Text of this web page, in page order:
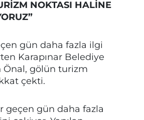
NOKTASI HALİNE
gün daha fazla ilgi
Karapınar Belediye
Önal, gölün turizm
çekti.
geçen gün daha fazla